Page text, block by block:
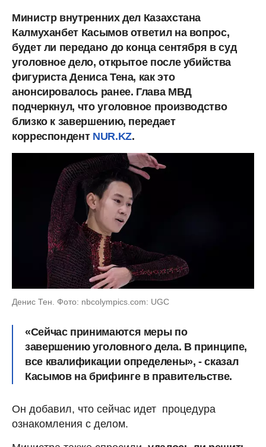
Министр внутренних дел Казахстана
Калмуханбет Касымов ответил на вопрос,
будет ли передано до конца сентября в суд
уголовное дело, открытое после убийства
фигуриста Дениса Тена, как это
анонсировалось ранее. Глава МВД
подчеркнул, что уголовное производство
близко к завершению, передает
корреспондент NUR.KZ.
Денис Тен. Фото: nbcolympics.com: UGC
«Сейчас принимаются меры по
завершению уголовного дела. В принципе,
все квалификации определены», - сказал
Касымов на брифинге в правительстве.
Он добавил, что сейчас идет процедура
ознакомления с делом.